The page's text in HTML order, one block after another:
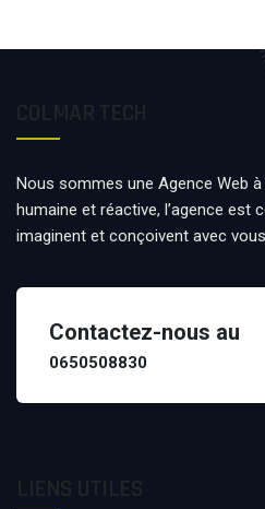
Nous sommes une Agence Web
humaine et réactive, l’agence est
imaginent et conçoivent avec
Contactez-nous au
0650508830